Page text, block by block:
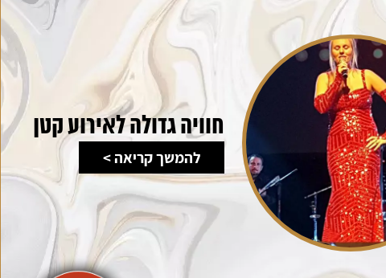
חוויה גדולה לאירוע קטן
להמשך קריאה >